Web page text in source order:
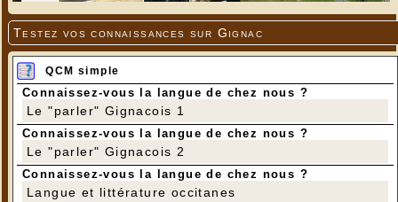
Testez vos connaissances sur Gignac
QCM simple
Connaissez-vous la langue de chez nous ?
Le "parler" Gignacois 1
Connaissez-vous la langue de chez nous ?
Le "parler" Gignacois 2
Connaissez-vous la langue de chez nous ?
Langue et littérature occitanes